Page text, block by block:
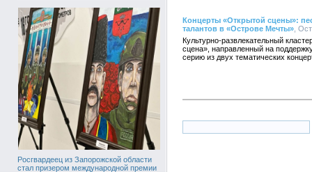
Росгвардеец из Запорожской области
стал призером международной премии
Концерты «Открытой сцены»:
талантов в «Острове Мечты» ,
Культурно-развлекательный
сцена», направленный на
серию из двух тематических